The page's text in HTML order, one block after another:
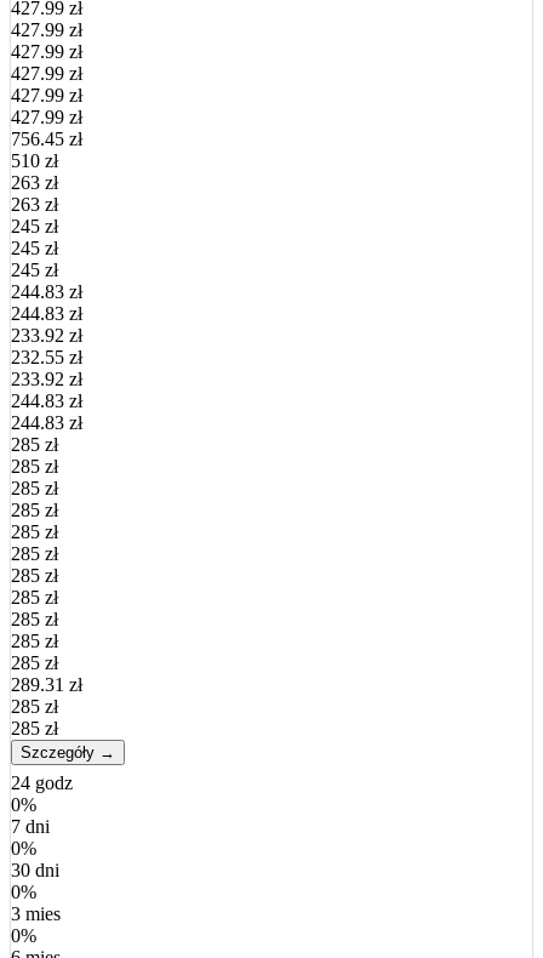
427.99 zł
427.99 zł
427.99 zł
427.99 zł
427.99 zł
427.99 zł
756.45 zł
510 zł
263 zł
263 zł
245 zł
245 zł
245 zł
244.83 zł
244.83 zł
233.92 zł
232.55 zł
233.92 zł
244.83 zł
244.83 zł
285 zł
285 zł
285 zł
285 zł
285 zł
285 zł
285 zł
285 zł
285 zł
285 zł
285 zł
289.31 zł
285 zł
285 zł
Szczegóły →
24 godz
0%
7 dni
0%
30 dni
0%
3 mies
0%